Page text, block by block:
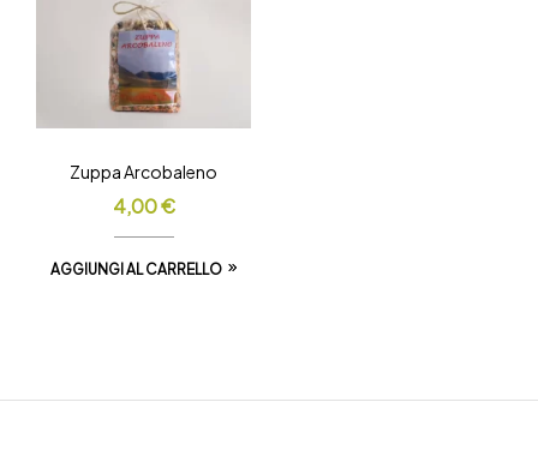
Zuppa Arcobaleno
4,00€
AGGIUNGI AL CARRELLO